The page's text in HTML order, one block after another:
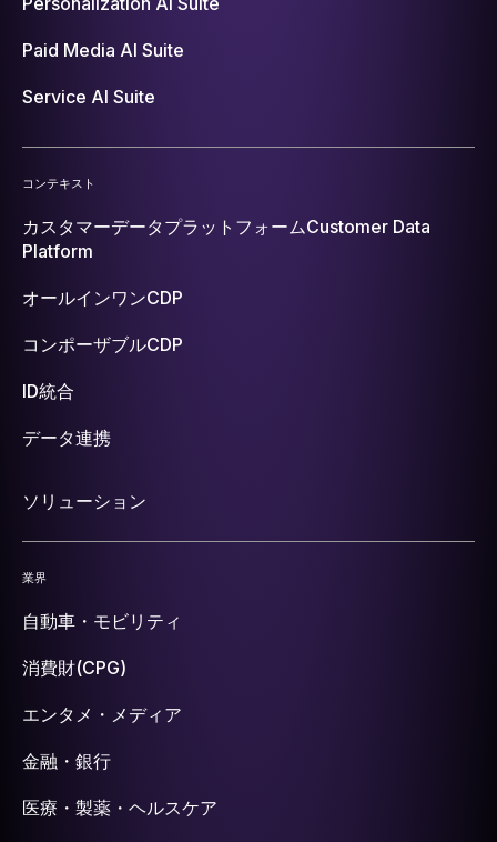
Paid Media AI Suite
Service AI Suite
コンテキスト
カスタマーデータプラットフォームCustomer Data
Platform
オールインワンCDP
コンポーザブルCDP
ID統合
データ連携
ソリューション
業界
自動車・モビリティ
消費財(CPG)
エンタメ・メディア
金融・銀行
医療・製薬・ヘルスケア